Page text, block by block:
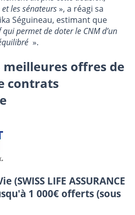
les sénateurs», a réagi sa
Séguineau, estimant que
permet de doter le CNM d’un
».
meilleures offres de
contrats
(SWISS LIFE ASSURANCE
1 000€ offerts (sous